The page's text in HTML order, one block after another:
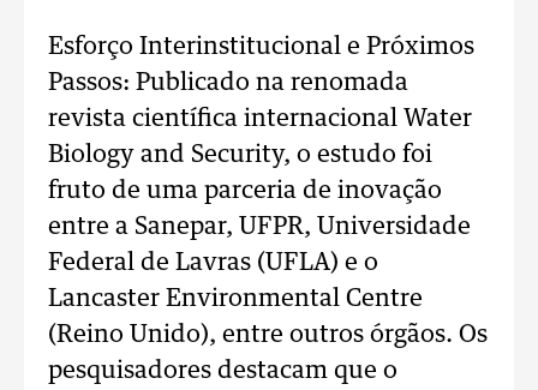
Esforço Interinstitucional e Próximos
Passos: Publicado na renomada
revista científica internacional Water
Biology and Security, o estudo foi
fruto de uma parceria de inovação
entre a Sanepar, UFPR, Universidade
Federal de Lavras (UFLA) e o
Lancaster Environmental Centre
(Reino Unido), entre outros órgãos. Os
pesquisadores destacam que o